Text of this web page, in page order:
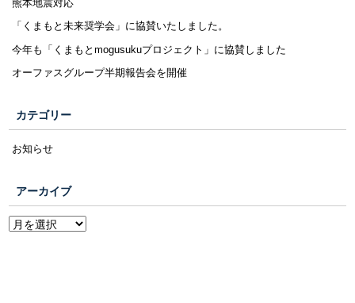
熊本地震対応
「くまもと未来奨学会」に協賛いたしました。
今年も「くまもとmogusukuプロジェクト」に協賛しました
オーファスグループ半期報告会を開催
カテゴリー
お知らせ
アーカイブ